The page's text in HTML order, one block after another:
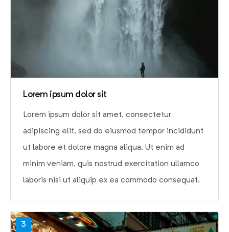
Lorem ipsum dolor sit
Lorem ipsum dolor sit amet, consectetur
adipiscing elit, sed do eiusmod tempor incididunt
ut labore et dolore magna aliqua. Ut enim ad
minim veniam, quis nostrud exercitation ullamco
laboris nisi ut aliquip ex ea commodo consequat.
3